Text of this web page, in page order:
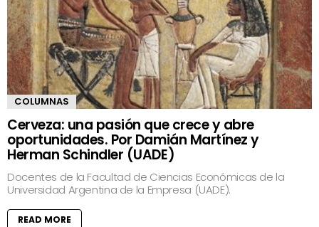
COLUMNAS
Cerveza: una pasión que crece y abre
oportunidades. Por Damián Martínez y
Herman Schindler (UADE)
Docentes de la Facultad de Ciencias Económicas de la
Universidad Argentina de la Empresa (UADE).
READ MORE